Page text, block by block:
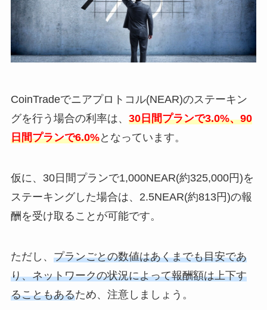
CoinTradeでニアプロトコル(NEAR)のステーキン
グを行う場合の利率は、 30日間プランで3.0%、90
日間プランで6.0%となっています。
仮に、30日間プランで1,000NEAR(約325,000円)を
ステーキングした場合は、2.5NEAR(約813円)の報
酬を受け取ることが可能です。
ただし、 プランごとの数値はあくまでも目安であ
り、ネットワークの状況によって報酬額は上下す
ることもあるため、注意しましょう。